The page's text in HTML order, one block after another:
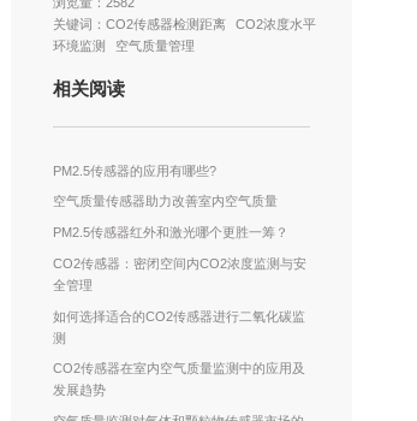
关键词：CO2传感器检测距离
CO2浓度水平
环境监测
空气质量管理
相关阅读
PM2.5传感器的应用有哪些?
空气质量传感器助力改善室内空气质量
PM2.5传感器红外和激光哪个更胜一筹？
CO2传感器：密闭空间内CO2浓度监测与安
全管理
如何选择适合的CO2传感器进行二氧化碳监
测
CO2传感器在室内空气质量监测中的应用及
发展趋势